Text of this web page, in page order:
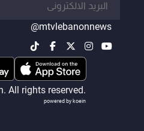
@mtvlebanonnews
All rights reserved.
powered by koein